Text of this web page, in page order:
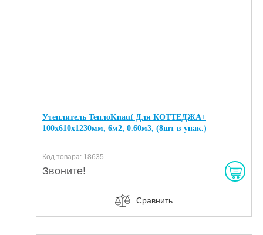
Утеплитель ТеплоKnauf Для КОТТЕДЖА+
100х610х1230мм, 6м2, 0.60м3, (8шт в упак.)
Код товара: 18635
Звоните!
Сравнить